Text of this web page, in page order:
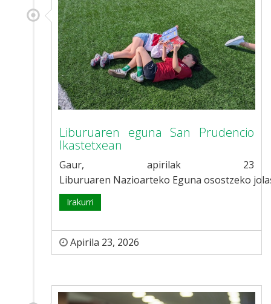
Liburuaren eguna San Prudencio
Ikastetxean
​Gaur, apirilak 23
Liburuaren Nazioarteko Eguna osostzeko
Irakurri
Apirila 23, 2026